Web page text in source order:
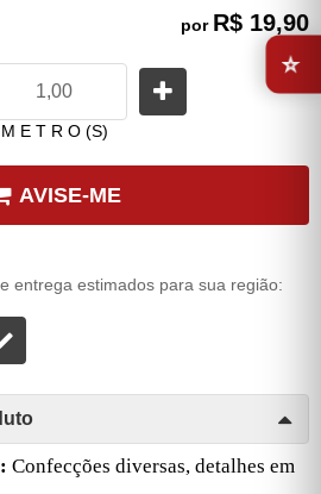
por R$ 19,90
M E T R O (S)
AVISE-ME
entrega estimados para sua região:
Confecções diversas, detalhes em
⭐